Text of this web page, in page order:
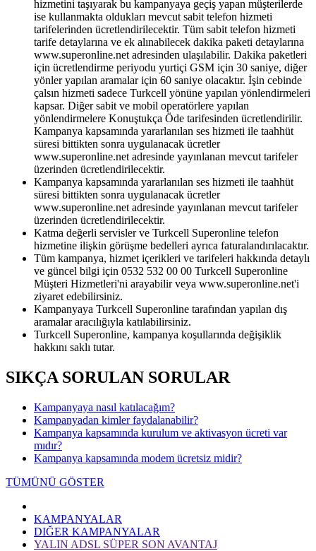
hizmetini taşıyarak bu kampanyaya geçiş yapan müşterilerde
ise kullanmakta oldukları mevcut sabit telefon hizmeti
tarifelerinden ücretlendirilecektir. Tüm sabit telefon hizmeti
tarife detaylarına ve ek alınabilecek dakika paketi detaylarına
www.superonline.net adresinden ulaşılabilir. Dakika paketleri
için ücretlendirme periyodu yurtiçi GSM için 30 saniye, diğer
yönler yapılan aramalar için 60 saniye olacaktır. İşin cebinde
çalsın hizmeti sadece Turkcell yönüne yapılan yönlendirmeleri
kapsar. Diğer sabit ve mobil operatörlere yapılan
yönlendirmelere Konuştukça Öde tarifesinden ücretlendirilir.
Kampanya kapsamında yararlanılan ses hizmeti ile taahhüt
süresi bittikten sonra uygulanacak ücretler
www.superonline.net adresinde yayınlanan mevcut tarifeler
üzerinden ücretlendirilecektir.
Kampanya kapsamında yararlanılan ses hizmeti ile taahhüt
süresi bittikten sonra uygulanacak ücretler
www.superonline.net adresinde yayınlanan mevcut tarifeler
üzerinden ücretlendirilecektir.
Katma değerli servisler ve Turkcell Superonline telefon
hizmetine ilişkin görüşme bedelleri ayrıca faturalandırılacaktır.
Tüm kampanya, hizmet içerikleri ve tarifeleri hakkında detaylı
ve güncel bilgi için 0532 532 00 00 Turkcell Superonline
Müşteri Hizmetleri'ni arayabilir veya www.superonline.net'i
ziyaret edebilirsiniz.
Kampanyaya Turkcell Superonline tarafından yapılan dış
aramalar aracılığıyla katılabilirsiniz.
Turkcell Superonline, kampanya koşullarında değişiklik
hakkını saklı tutar.
SIKÇA SORULAN SORULAR
Kampanyaya nasıl katılacağım?
Kampanyadan kimler faydalanabilir?
Kampanya kapsamında kurulum ve aktivasyon ücreti var
mıdır?
Kampanya kapsamında modem ücretsiz midir?
TÜMÜNÜ GÖSTER
KAMPANYALAR
DIĞER KAMPANYALAR
YALIN ADSL SÜPER SON AVANTAJ